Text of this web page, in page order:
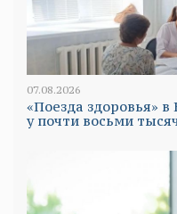
07.08.2026
«Поезда здоровья»
у почти восьми